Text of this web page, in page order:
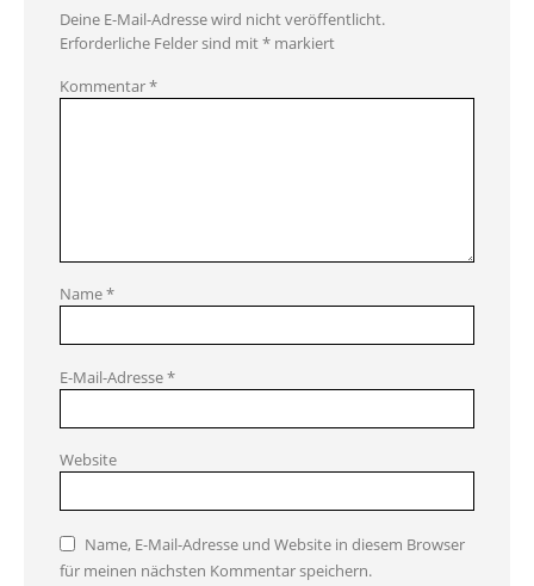
Deine E-Mail-Adresse wird nicht veröffentlicht.
Erforderliche Felder sind mit* markiert
Kommentar*
Name*
E-Mail-Adresse*
Website
Name, E-Mail-Adresse und Website in diesem Browser
für meinen nächsten Kommentar speichern.